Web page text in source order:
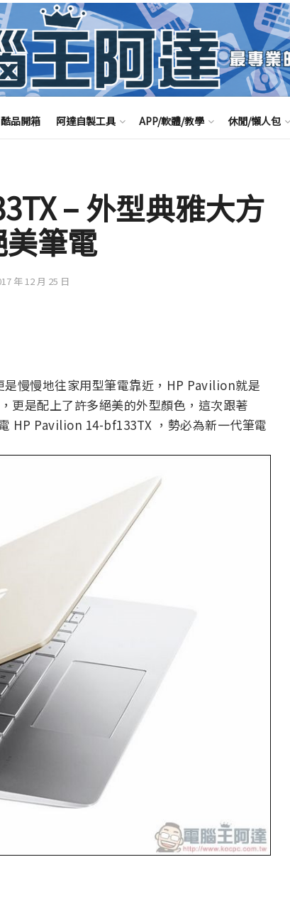
酷品開箱 阿達自製工具 APP/軟體/教學 休閒/懶人包
– 外型典雅大方
筆電
年 12 月 25 日
慢慢地往家用型筆電靠近，HP Pavilion就是
更是配上了許多絕美的外型顏色，這次跟著
HP Pavilion 14-bf133TX ，勢必為新一代筆電